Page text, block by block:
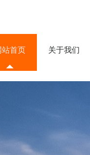
站首页 关于我们